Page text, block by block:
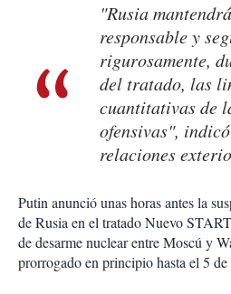
"Rusia
responsable y
rigurosamente,
del tratado, las
cuantitativas de
ofensivas",
relaciones
Putin anunció unas horas antes la
de Rusia en el tratado Nuevo
de desarme nuclear entre Moscú y
prorrogado en principio hasta el 5